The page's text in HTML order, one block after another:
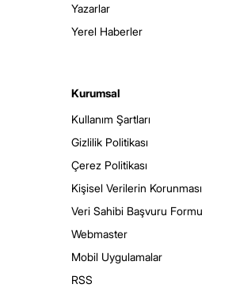
Yazarlar
Yerel Haberler
Kurumsal
Kullanım Şartları
Gizlilik Politikası
Çerez Politikası
Kişisel Verilerin Korunması
Veri Sahibi Başvuru Formu
Webmaster
Mobil Uygulamalar
RSS